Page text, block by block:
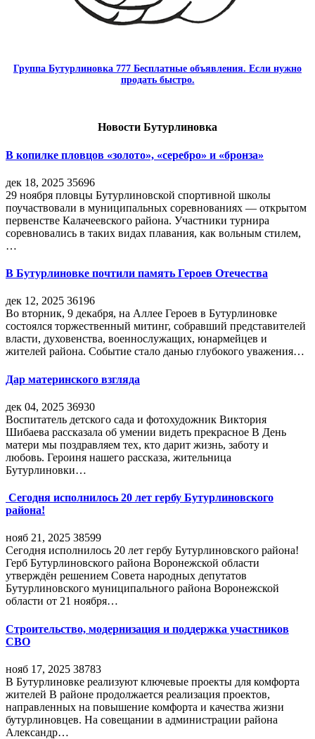
Группа Бутурлиновка 777 Бесплатные объявления. Если нужно
продать быстро.
Новости Бутурлиновка
В копилке пловцов «золото», «серебро» и «бронза»
дек 18, 2025 35696
29 ноября пловцы Бутурлиновской спортивной школы
поучаствовали в муниципальных соревнованиях — открытом
первенстве Калачеевского района. Участники турнира
соревновались в таких видах плавания, как вольным стилем,
…
В Бутурлиновке почтили память Героев Отечества
дек 12, 2025 36196
Во вторник, 9 декабря, на Аллее Героев в Бутурлиновке
состоялся торжественный митинг, собравший представителей
власти, духовенства, военнослужащих, юнармейцев и
жителей района. Событие стало данью глубокого уважения…
Дар материнского взгляда
дек 04, 2025 36930
Воспитатель детского сада и фотохудожник Виктория
Шибаева рассказала об умении видеть прекрасное В День
матери мы поздравляем тех, кто дарит жизнь, заботу и
любовь. Героиня нашего рассказа, жительница
Бутурлиновки…
Сегодня исполнилось 20 лет гербу Бутурлиновского
района!
нояб 21, 2025 38599
Сегодня исполнилось 20 лет гербу Бутурлиновского района!
Герб Бутурлиновского района Воронежской области
утверждён решением Совета народных депутатов
Бутурлиновского муниципального района Воронежской
области от 21 ноября…
Строительство, модернизация и поддержка участников
СВО
нояб 17, 2025 38783
В Бутурлиновке реализуют ключевые проекты для комфорта
жителей В районе продолжается реализация проектов,
направленных на повышение комфорта и качества жизни
бутурлиновцев. На совещании в администрации района
Александр…